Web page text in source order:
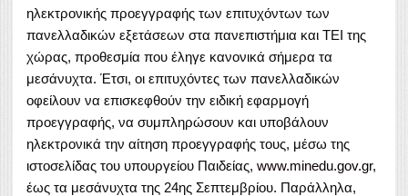
ηλεκτρονικής προεγγραφής των επιτυχόντων των
πανελλαδικών εξετάσεων στα πανεπιστήμια και ΤΕΙ της
χώρας, προθεσμία που έληγε κανονικά σήμερα τα
μεσάνυχτα. Έτσι, οι επιτυχόντες των πανελλαδικών
οφείλουν να επισκεφθούν την ειδική εφαρμογή
προεγγραφής, να συμπληρώσουν και υποβάλουν
ηλεκτρονικά την αίτηση προεγγραφής τους, μέσω της
ιστοσελίδας του υπουργείου Παιδείας, www.minedu.gov.gr,
έως τα μεσάνυχτα της 24ης Σεπτεμβρίου. Παράλληλα,